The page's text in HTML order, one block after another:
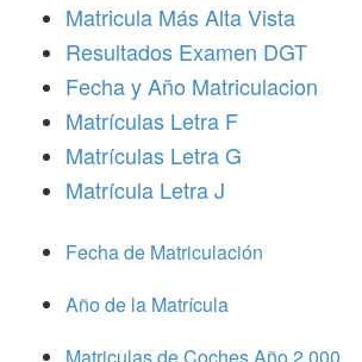
Matricula Más Alta Vista
Resultados Examen DGT
Fecha y Año Matriculacion
Matrículas Letra F
Matrículas Letra G
Matrícula Letra J
Fecha de Matriculación
Año de la Matrícula